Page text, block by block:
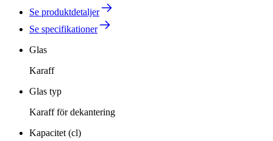
Se produktdetaljer
Se specifikationer
Glas
Karaff
Glas typ
Karaff för dekantering
Kapacitet (cl)